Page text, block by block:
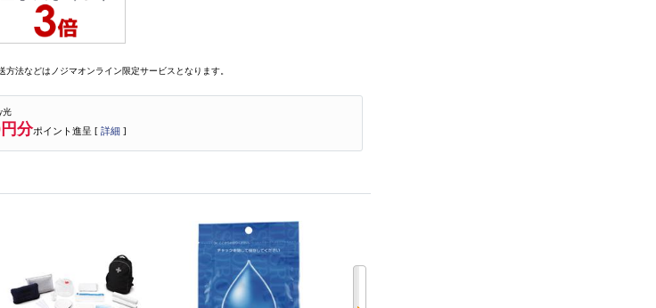
方法などはノジマオンライン限定サービスとなります。
光
分ポイント進呈 [ 詳細 ]